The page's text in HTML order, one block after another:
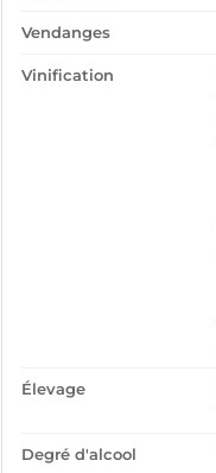
Vendanges
Vinification
Élevage
Degré d'alcool